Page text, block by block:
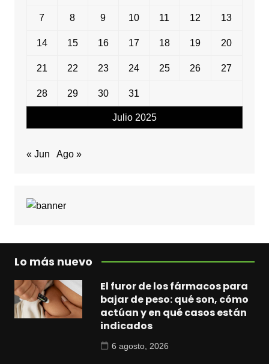
Julio 2025
7 8 9 10 11 12 13
14 15 16 17 18 19 20
21 22 23 24 25 26 27
28 29 30 31
« Jun Ago »
Lo más nuevo
El furor de los fármacos para
bajar de peso: qué son, cómo
actúan y en qué casos están
indicados
6 agosto, 2026